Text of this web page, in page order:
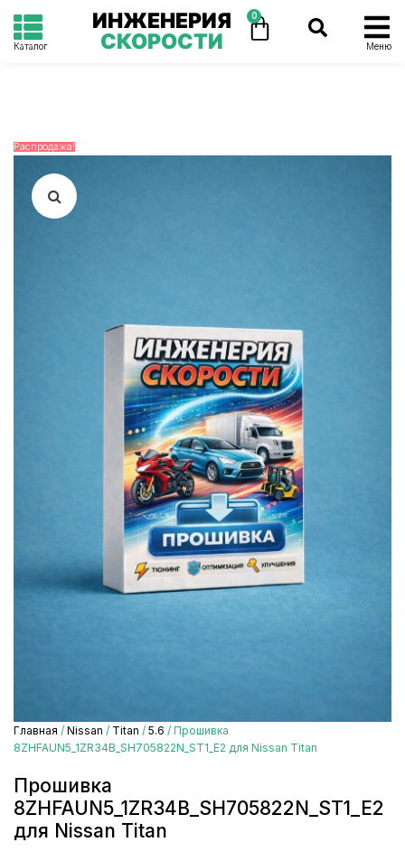
Каталог
ИНЖЕНЕРИЯ
СКОРОСТИ
0
Меню
Распродажа!
Главная / Nissan / Titan / 5.6 / Прошивка
8ZHFAUN5_1ZR34B_SH705822N_ST1_E2 для Nissan Titan
Прошивка
8ZHFAUN5_1ZR34B_SH705822N_ST1_E2
для Nissan Titan